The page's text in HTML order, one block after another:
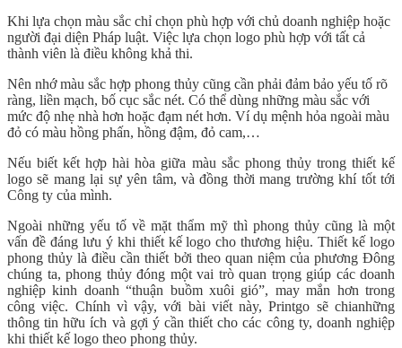
Khi lựa chọn màu sắc chỉ chọn phù hợp với chủ doanh nghiệp hoặc
người đại diện Pháp luật. Việc lựa chọn logo phù hợp với tất cả
thành viên là điều không khả thi.
Nên nhớ màu sắc hợp phong thủy cũng cần phải đảm bảo yếu tố rõ
ràng, liền mạch, bố cục sắc nét. Có thể dùng những màu sắc với
mức độ nhẹ nhà hơn hoặc đạm nét hơn. Ví dụ mệnh hỏa ngoài màu
đỏ có màu hồng phấn, hồng đậm, đỏ cam,…
Nếu biết kết hợp hài hòa giữa màu sắc phong thủy trong thiết kế
logo sẽ mang lại sự yên tâm, và đồng thời mang trường khí tốt tới
Công ty của mình.
Ngoài những yếu tố về mặt thẩm mỹ thì phong thủy cũng là một
vấn đề đáng lưu ý khi thiết kế logo cho thương hiệu. Thiết kế logo
phong thủy là điều cần thiết bởi theo quan niệm của phương Đông
chúng ta, phong thủy đóng một vai trò quan trọng giúp các doanh
nghiệp kinh doanh “thuận buồm xuôi gió”, may mắn hơn trong
công việc. Chính vì vậy, với bài viết này, Printgo sẽ chianhững
thông tin hữu ích và gợi ý cần thiết cho các công ty, doanh nghiệp
khi thiết kế logo theo phong thủy.